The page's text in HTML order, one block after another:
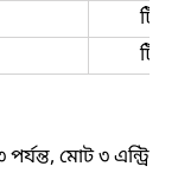
টিম
টিম
মোট ৩ এন্ট্রি